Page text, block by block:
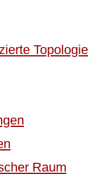
Topologie
Raum